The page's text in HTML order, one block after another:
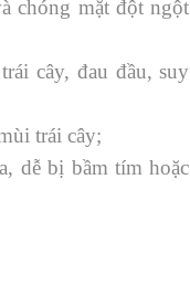
chóng mặt đột ngột
cây, đau đầu, suy
trái cây;
dễ bị bầm tím hoặc